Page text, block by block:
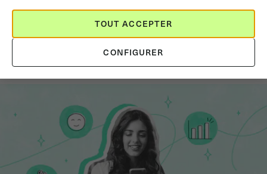
Les 10 avantages de la signature
électronique CONFIGURER
TOUT ACCEPTER